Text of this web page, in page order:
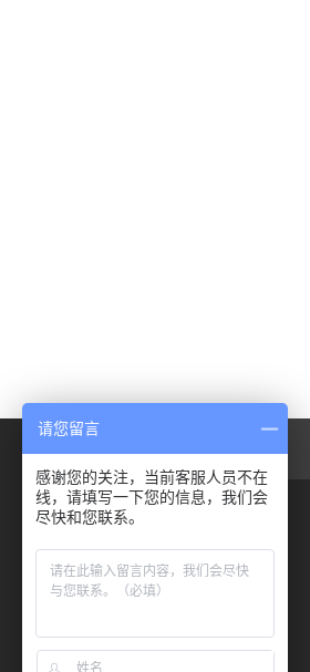
请您留言
感谢您的关注，当前客服人员不在
线，请填写一下您的信息，我们会
尽快和您联系。